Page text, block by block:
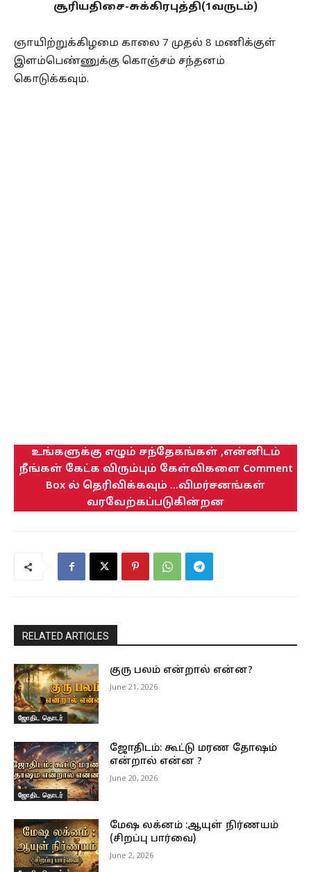
சூரியதிசை-சுக்கிரபுத்தி(1வருடம்)
ஞாயிற்றுக்கிழமை காலை 7 முதல் 8 மணிக்குள்
இளம்பெண்ணுக்கு கொஞ்சம் சந்தனம்
கொடுக்கவும்.
உங்களுக்கு எழும் சந்தேகங்கள் ,என்னிடம்
நீங்கள் கேட்க விரும்பும் கேள்விகளை Comment
Box ல் தெரிவிக்கவும் ...விமர்சனங்கள்
வரவேற்கப்படுகின்றன
RELATED ARTICLES
ஜோதிட தொடர்
குரு பலம் என்றால் என்ன?
June 21, 2026
ஜோதிட தொடர்
ஜோதிடம்: கூட்டு மரண தோஷம்
என்றால் என்ன ?
June 20, 2026
மேஷ லக்னம் :ஆயுள் நிர்ணயம்
(சிறப்பு பார்வை)
June 2, 2026